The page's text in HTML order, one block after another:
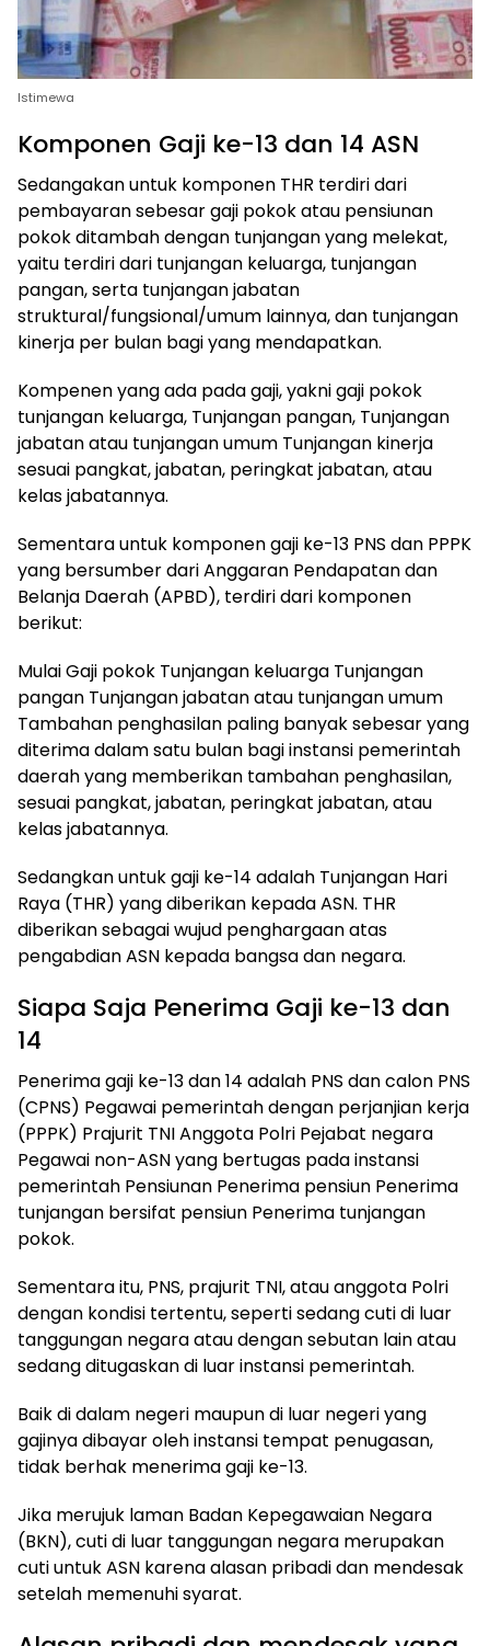
Istimewa
Komponen Gaji ke-13 dan 14 ASN
Sedangakan untuk komponen THR terdiri dari
pembayaran sebesar gaji pokok atau pensiunan
pokok ditambah dengan tunjangan yang melekat,
yaitu terdiri dari tunjangan keluarga, tunjangan
pangan, serta tunjangan jabatan
struktural/fungsional/umum lainnya, dan tunjangan
kinerja per bulan bagi yang mendapatkan.
Kompenen yang ada pada gaji, yakni gaji pokok
tunjangan keluarga, Tunjangan pangan, Tunjangan
jabatan atau tunjangan umum Tunjangan kinerja
sesuai pangkat, jabatan, peringkat jabatan, atau
kelas jabatannya.
Sementara untuk komponen gaji ke-13 PNS dan PPPK
yang bersumber dari Anggaran Pendapatan dan
Belanja Daerah (APBD), terdiri dari komponen
berikut:
Mulai Gaji pokok Tunjangan keluarga Tunjangan
pangan Tunjangan jabatan atau tunjangan umum
Tambahan penghasilan paling banyak sebesar yang
diterima dalam satu bulan bagi instansi pemerintah
daerah yang memberikan tambahan penghasilan,
sesuai pangkat, jabatan, peringkat jabatan, atau
kelas jabatannya.
Sedangkan untuk gaji ke-14 adalah Tunjangan Hari
Raya (THR) yang diberikan kepada ASN. THR
diberikan sebagai wujud penghargaan atas
pengabdian ASN kepada bangsa dan negara.
Siapa Saja Penerima Gaji ke-13 dan
14
Penerima gaji ke-13 dan 14 adalah PNS dan calon PNS
(CPNS) Pegawai pemerintah dengan perjanjian kerja
(PPPK) Prajurit TNI Anggota Polri Pejabat negara
Pegawai non-ASN yang bertugas pada instansi
pemerintah Pensiunan Penerima pensiun Penerima
tunjangan bersifat pensiun Penerima tunjangan
pokok.
Sementara itu, PNS, prajurit TNI, atau anggota Polri
dengan kondisi tertentu, seperti sedang cuti di luar
tanggungan negara atau dengan sebutan lain atau
sedang ditugaskan di luar instansi pemerintah.
Baik di dalam negeri maupun di luar negeri yang
gajinya dibayar oleh instansi tempat penugasan,
tidak berhak menerima gaji ke-13.
Jika merujuk laman Badan Kepegawaian Negara
(BKN), cuti di luar tanggungan negara merupakan
cuti untuk ASN karena alasan pribadi dan mendesak
setelah memenuhi syarat.